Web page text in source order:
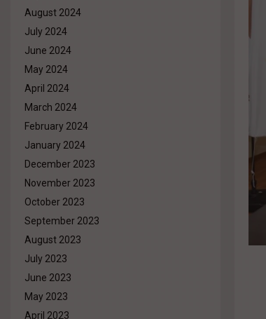
August 2024
July 2024
June 2024
May 2024
April 2024
March 2024
February 2024
January 2024
December 2023
November 2023
October 2023
September 2023
August 2023
July 2023
June 2023
May 2023
April 2023